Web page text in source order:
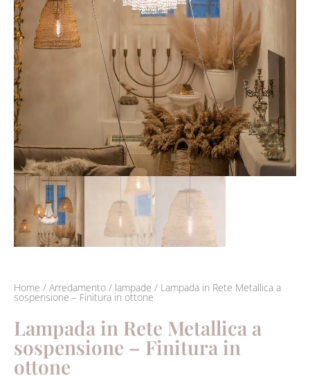
Home / Arredamento / lampade / Lampada in Rete Metallica a
sospensione – Finitura in ottone
Lampada in Rete Metallica a
sospensione – Finitura in
ottone